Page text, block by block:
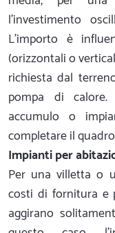
l'investimento
L'importo è
(orizzontali o
richiesta dal
pompa di
accumulo o
completare il
Impianti per
Per una villetta o
costi di fornitura e
aggirano